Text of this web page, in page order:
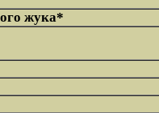
жука*